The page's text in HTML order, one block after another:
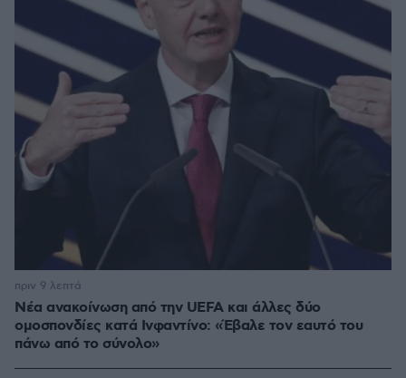
Νέα ανακοίνωση από την UEFA και άλλες δύο
ομοσπονδίες κατά Ινφαντίνο: «Έβαλε τον εαυτό του
πάνω από το σύνολο»
πριν 9 λεπτά